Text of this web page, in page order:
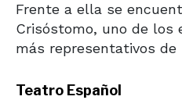
Frente a ella se
Crisóstomo, uno de los
más representativos de
Teatro Español